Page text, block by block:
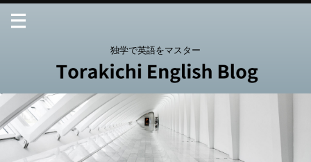
独学で英語をマスター